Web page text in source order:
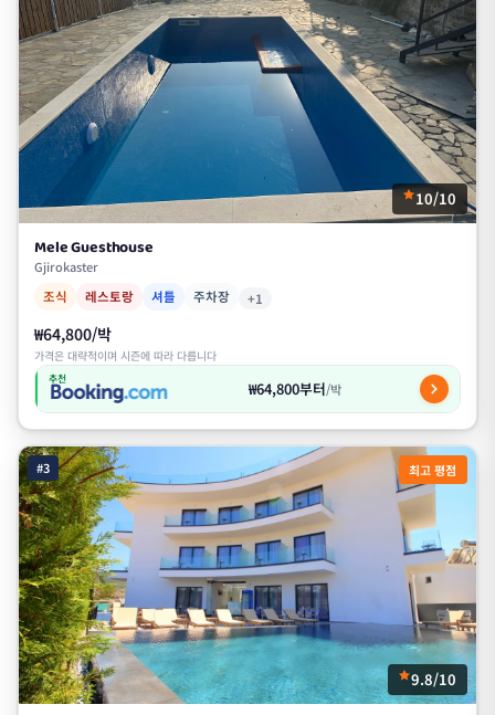
10/10
Mele Guesthouse
Gjirokaster
조식
레스토랑 셔틀 주차장 +1
₩64,800/박
가격은 대략적이며 시즌에 따라 다릅니다
추천 ₩64,800부터/박
#3 최고 평점
9.8/10